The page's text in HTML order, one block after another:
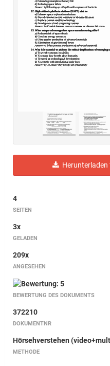
4
SEITEN
3x
GELADEN
209x
ANGESEHEN
BEWERTUNG DES DOKUMENTS
372210
DOKUMENTNR
Hörsehverstehen
METHODE